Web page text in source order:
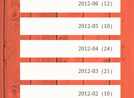
2012-06（12）
2012-05（10）
2012-04（24）
2012-03（21）
2012-02（10）